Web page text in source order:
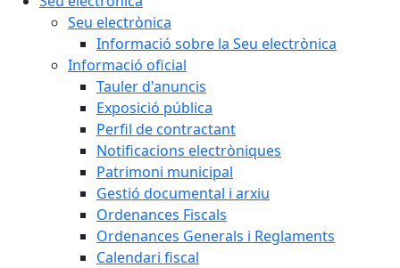
Seu electrònica
Informació sobre la Seu electrònica
Informació oficial
Tauler d'anuncis
Exposició pública
Perfil de contractant
Notificacions electròniques
Patrimoni municipal
Gestió documental i arxiu
Ordenances Fiscals
Ordenances Generals i Reglaments
Calendari fiscal